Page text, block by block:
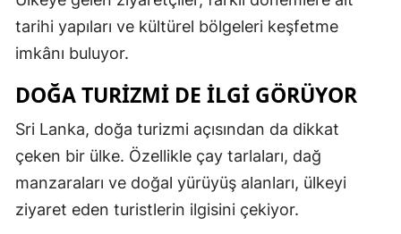
tarihi yapıları ve kültürel bölgeleri keşfetme
imkânı buluyor.
DOĞA TURIZMI DE ILGI GÖRÜYOR
Sri Lanka, doğa turizmi açısından da dikkat
çeken bir ülke. Özellikle çay tarlaları, dağ
manzaraları ve doğal yürüyüş alanları, ülkeyi
ziyaret eden turistlerin ilgisini çekiyor.